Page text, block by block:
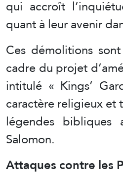
qui accroît
quant à leur avenir
Ces démolitions
cadre du projet
intitulé « Kings’
caractère religieux et
légendes bibliques
Salomon.
Attaques contre les